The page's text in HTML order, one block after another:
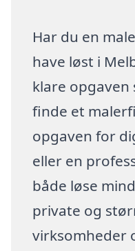
Har du en
have løst i
klare opgaven
finde et
opgaven for
eller en
både løse
private og
virksomheder